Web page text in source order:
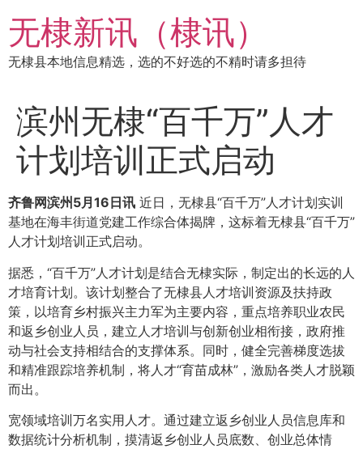
到
内
容
无棣新讯（棣讯）
无棣县本地信息精选，选的不好选的不精时请多担待
滨州无棣“百千万”人才
计划培训正式启动
齐鲁网滨州5月16日讯 近日，无棣县“百千万”人才计划实训
基地在海丰街道党建工作综合体揭牌，这标着无棣县“百千万”
人才计划培训正式启动。
据悉，“百千万”人才计划是结合无棣实际，制定出的长远的人
才培育计划。该计划整合了无棣县人才培训资源及扶持政
策，以培育乡村振兴主力军为主要内容，重点培养职业农民
和返乡创业人员，建立人才培训与创新创业相衔接，政府推
动与社会支持相结合的支撑体系。同时，健全完善梯度选拔
和精准跟踪培养机制，将人才“育苗成林”，激励各类人才脱颖
而出。
宽领域培训万名实用人才。通过建立返乡创业人员信息库和
数据统计分析机制，摸清返乡创业人员底数、创业总体情